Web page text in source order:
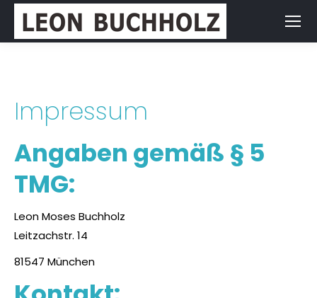
Impressum
Angaben gemäß § 5
TMG:
Leon Moses Buchholz
Leitzachstr. 14
81547 München